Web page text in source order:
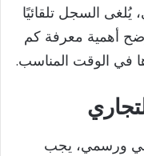
يُلغى السجل تلقائيًا
أهمية معرفة كم
في الوقت المناسب.
ورسمي، يجب